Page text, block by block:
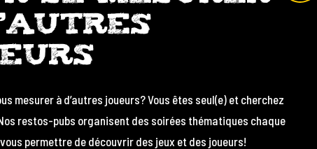
mesurer à d’autres joueurs? Vous êtes seul(e) et cherchez
restos-pubs organisent des soirées thématiques chaque
permettre de découvrir des jeux et des joueurs!